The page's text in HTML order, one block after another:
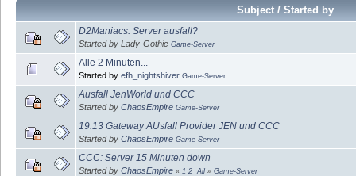
Subject / Started by
D2Maniacs: Server ausfall?
Started by Lady-Gothic Game-Server
Alle 2 Minuten...
Started by efh_nightshiver Game-Server
Ausfall JenWorld und CCC
Started by ChaosEmpire Game-Server
19:13 Gateway AUsfall Provider JEN und CCC
Started by ChaosEmpire Game-Server
CCC: Server 15 Minuten down
Started by ChaosEmpire « 1 2 All » Game-Server